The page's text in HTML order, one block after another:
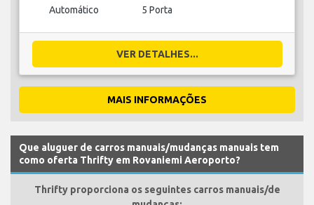
Automático 5 Porta
VER DETALHES...
MAIS INFORMAÇÕES
Que aluguer de carros manuais/mudanças manuais tem
como oferta Thrifty em Rovaniemi Aeroporto?
Thrifty proporciona os seguintes carros manuais/de